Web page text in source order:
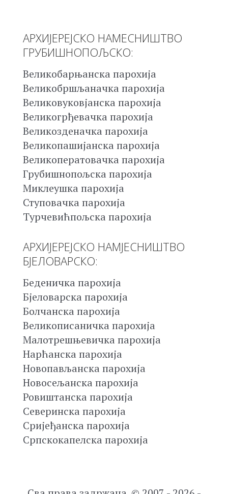
АРХИЈЕРЕЈСКО НАМЕСНИШТВО
ГРУБИШНОПОЉСКО:
Великобарњанска парохија
Великобршљаначка парохија
Великовуковјанска парохија
Великогрђевачка парохија
Великозденачка парохија
Великопашијанска парохија
Великоператовачка парохија
Грубишнопољска парохија
Миклеушка парохија
Ступовачка парохија
Турчевићпољска парохија
АРХИЈЕРЕЈСКО НАМЈЕСНИШТВО
БЈЕЛОВАРСКО:
Беденичка парохија
Бјеловарска парохија
Болчанска парохија
Великописаничка парохија
Малотрешњевичка парохија
Нарћанска парохија
Новопављанска парохија
Новосељанска парохија
Ровиштанска парохија
Северинска парохија
Сријеђанска парохија
Српскокапелска парохија